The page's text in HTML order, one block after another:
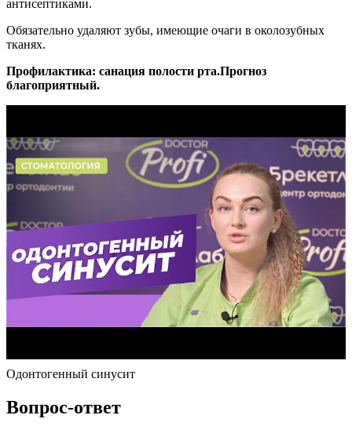
антисептиками.
Обязательно удаляют зубы, имеющие очаги в околозубных
тканях.
Профилактика: санация полости рта.Прогноз
благоприятный.
Одонтогенный синусит
Вопрос-ответ